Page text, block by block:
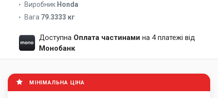
Виробник Honda
Вага 79.3333 кг
Доступна Оплата частинами на 4 платежі від
Монобанк
МІНІМАЛЬНА ЦІНА